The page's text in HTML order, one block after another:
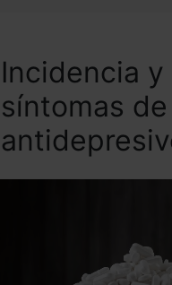
Incidencia
síntomas